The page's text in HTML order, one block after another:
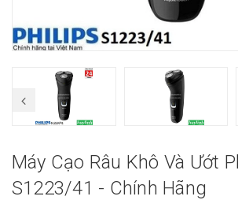
Máy Cạo Râu Khô Và Ướt
S1223/41 - Chính Hãng